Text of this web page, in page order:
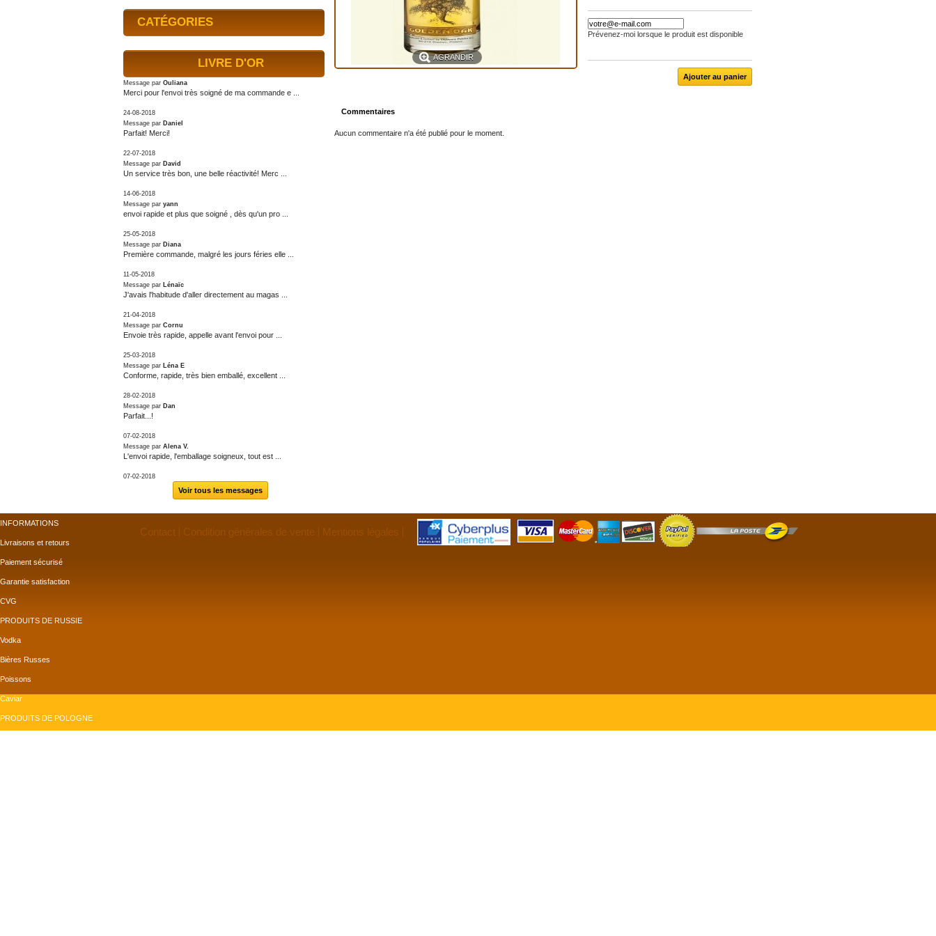
CATÉGORIES
LIVRE D'OR
Message par Ouliana
Merci pour l'envoi très soigné de ma commande e ...
24-08-2018
Message par Daniel
Parfait! Merci!
22-07-2018
Message par David
Un service très bon, une belle réactivité! Merc ...
14-06-2018
Message par yann
envoi rapide et plus que soigné , dès qu'un pro ...
25-05-2018
Message par Diana
Première commande, malgré les jours féries elle ...
11-05-2018
Message par Lénaïc
J'avais l'habitude d'aller directement au magas ...
21-04-2018
Message par Cornu
Envoie très rapide, appelle avant l'envoi pour ...
25-03-2018
Message par Léna E
Conforme, rapide, très bien emballé, excellent ...
28-02-2018
Message par Dan
Parfait...!
07-02-2018
Message par Alena V.
L'envoi rapide, l'emballage soigneux, tout est ...
07-02-2018
Voir tous les messages
AGRANDIR
Prévenez-moi lorsque le produit est disponible
Ajouter au panier
Commentaires
Aucun commentaire n'a été publié pour le moment.
INFORMATIONS
Livraisons et retours
Paiement sécurisé
Garantie satisfaction
CVG
PRODUITS DE RUSSIE
Vodka
Bières Russes
Poissons
Caviar
PRODUITS DE POLOGNE
Contact Condition générales de vente Mentions légales